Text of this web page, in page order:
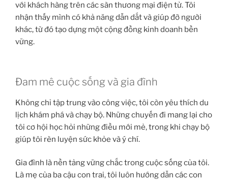
với khách hàng trên các sàn thương mại điện tử. Tôi
nhận thấy mình có khả năng dẫn dắt và giúp đỡ người
khác, từ đó tạo dựng một cộng đồng kinh doanh bền
vững.
Đam mê cuộc sống và gia đình
Không chỉ tập trung vào công việc, tôi còn yêu thích du
lịch khám phá và chạy bộ. Những chuyến đi mang lại cho
tôi cơ hội học hỏi những điều mới mẻ, trong khi chạy bộ
giúp tôi rèn luyện sức khỏe và ý chí.
Gia đình là nền tảng vững chắc trong cuộc sống của tôi.
Là mẹ của ba cậu con trai, tôi luôn hướng dẫn các con